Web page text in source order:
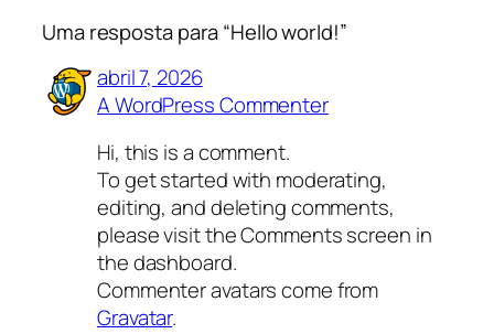
Uma resposta para “Hello world!”
abril 7, 2026
A WordPress Commenter
Hi, this is a comment.
To get started with moderating,
editing, and deleting comments,
please visit the Comments screen in
the dashboard.
Commenter avatars come from
Gravatar.